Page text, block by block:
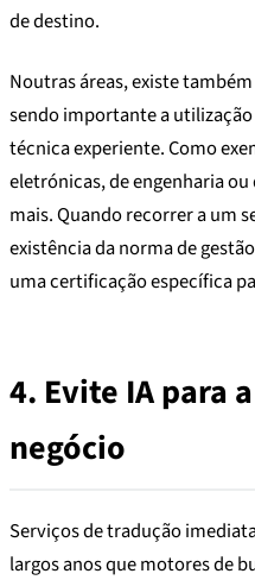
de destino.
Noutras áreas, existe
sendo importante a
técnica experiente. Como
eletrónicas, de engenharia
mais. Quando recorrer a um
existência da norma de
uma certificação específica
4. Evite IA para
negócio
Serviços de tradução
largos anos que motores de